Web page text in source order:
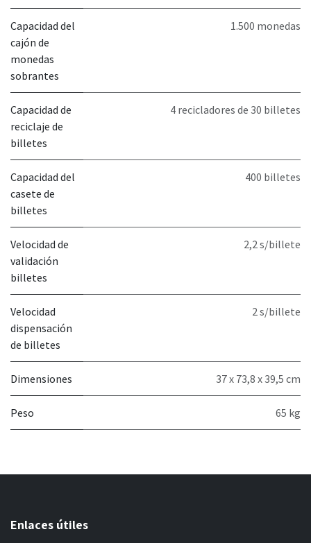
Capacidad del
cajón de
monedas
sobrantes
1.500 monedas
Capacidad de
reciclaje de
billetes
4 recicladores de 30 billetes
Capacidad del
casete de
billetes
400 billetes
Velocidad de
validación
billetes
2,2 s/billete
Velocidad
dispensación
de billetes
2 s/billete
Dimensiones 37 x 73,8 x 39,5 cm
Peso 65 kg
Enlaces útiles